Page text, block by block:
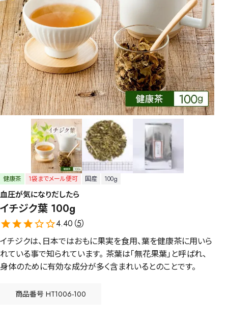
健康茶 1袋までメール便可 国産 100g
血圧が気になりだしたら
イチジク葉 100g
4.40（5）
イチジクは、日本ではおもに果実を食用、葉を健康茶に用いら
れている事で知られています。 茶葉は「無花果葉」と呼ばれ、
身体のために有効な成分が多く含まれいるとのことです。
商品番号 HT1006-100